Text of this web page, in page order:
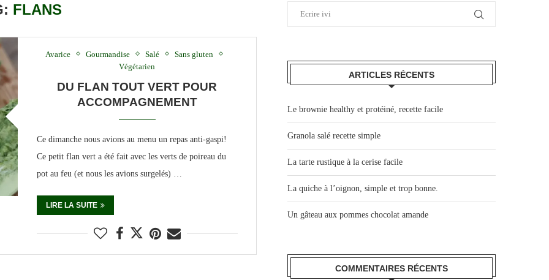
FLANS
Avarice Gourmandise Salé
Sans gluten
Végétarien
DU FLAN TOUT VERT POUR
ACCOMPAGNEMENT
Ce dimanche nous avions au menu un repas anti-gaspi!
Ce petit flan vert a été fait avec les verts de poireau du
pot au feu (et nous les avions surgelés) …
LIRE LA SUITE
ARTICLES RÉCENTS
Le brownie healthy et protéiné, recette facile
Granola salé recette simple
La tarte rustique à la cerise facile
La quiche à l’oignon, simple et trop bonne.
Un gâteau aux pommes chocolat amande
COMMENTAIRES RÉCENTS